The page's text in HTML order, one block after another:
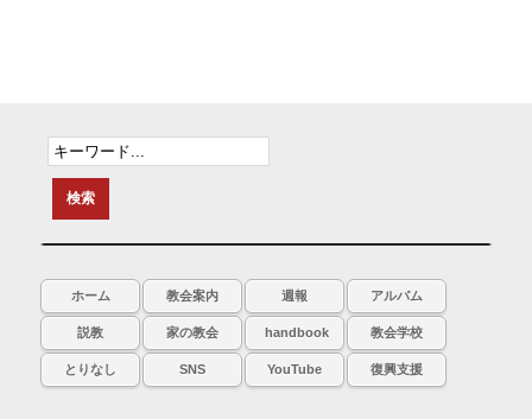
ホーム 教会案内 週報 アルバム
説教 家の教会 handbook 教会学校
とりなし SNS YouTube 復興支援